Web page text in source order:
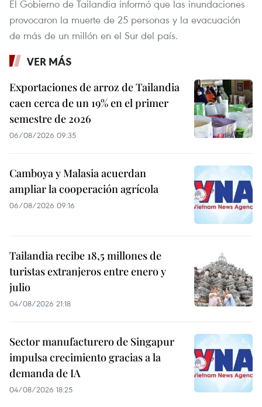
El Gobierno de Tailandia informó que las inundaciones
provocaron la muerte de 25 personas y la evacuación
de más de un millón en el Sur del país.
VER MÁS
Exportaciones de arroz de Tailandia
caen cerca de un 19% en el primer
semestre de 2026
06/08/2026 09:35
Camboya y Malasia acuerdan
ampliar la cooperación agrícola
06/08/2026 09:16
Tailandia recibe 18,5 millones de
turistas extranjeros entre enero y
julio
04/08/2026 21:18
Sector manufacturero de Singapur
impulsa crecimiento gracias a la
demanda de IA
04/08/2026 18:25